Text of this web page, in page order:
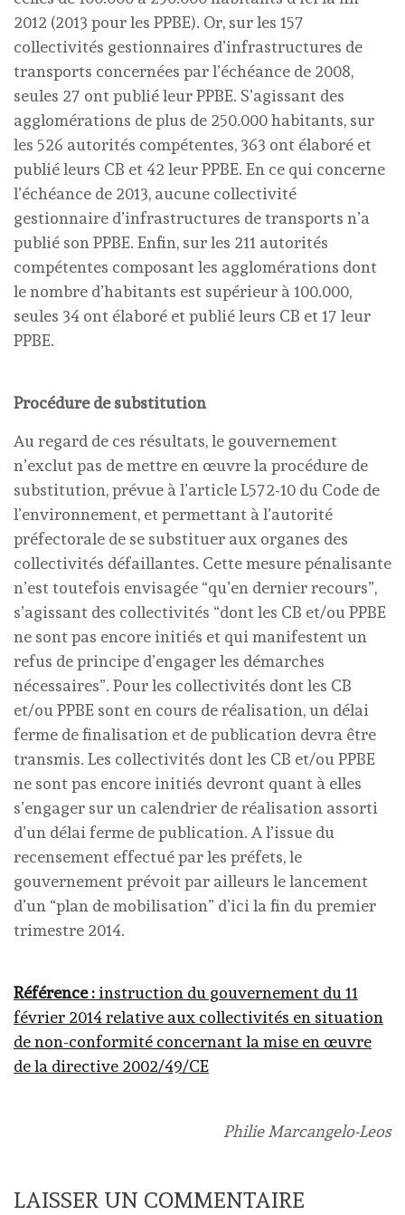
2012 (2013 pour les PPBE). Or, sur les 157
collectivités gestionnaires d’infrastructures de
transports concernées par l’échéance de 2008,
seules 27 ont publié leur PPBE. S’agissant des
agglomérations de plus de 250.000 habitants, sur
les 526 autorités compétentes, 363 ont élaboré et
publié leurs CB et 42 leur PPBE. En ce qui concerne
l’échéance de 2013, aucune collectivité
gestionnaire d’infrastructures de transports n’a
publié son PPBE. Enfin, sur les 211 autorités
compétentes composant les agglomérations dont
le nombre d’habitants est supérieur à 100.000,
seules 34 ont élaboré et publié leurs CB et 17 leur
PPBE.
Procédure de substitution
Au regard de ces résultats, le gouvernement
n’exclut pas de mettre en œuvre la procédure de
substitution, prévue à l’article L572-10 du Code de
l’environnement, et permettant à l’autorité
préfectorale de se substituer aux organes des
collectivités défaillantes. Cette mesure pénalisante
n’est toutefois envisagée “qu’en dernier recours”,
s’agissant des collectivités “dont les CB et/ou PPBE
ne sont pas encore initiés et qui manifestent un
refus de principe d’engager les démarches
nécessaires”. Pour les collectivités dont les CB
et/ou PPBE sont en cours de réalisation, un délai
ferme de finalisation et de publication devra être
transmis. Les collectivités dont les CB et/ou PPBE
ne sont pas encore initiés devront quant à elles
s’engager sur un calendrier de réalisation assorti
d’un délai ferme de publication. A l’issue du
recensement effectué par les préfets, le
gouvernement prévoit par ailleurs le lancement
d’un “plan de mobilisation” d’ici la fin du premier
trimestre 2014.
Référence :instruction du gouvernement du 11
février 2014 relative aux collectivités en situation
de non-conformité concernant la mise en œuvre
de la directive 2002/49/CE
Philie Marcangelo-Leos
LAISSER UN COMMENTAIRE